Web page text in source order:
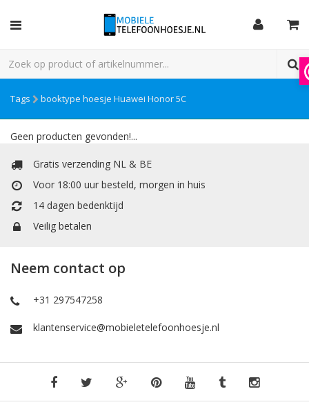
Tags booktype hoesje Huawei Honor 5C
Geen producten gevonden!...
Gratis verzending NL & BE
Voor 18:00 uur besteld, morgen in huis
14 dagen bedenktijd
Veilig betalen
Neem contact op
+31 297547258
klantenservice@mobieletelefoonhoesje.nl